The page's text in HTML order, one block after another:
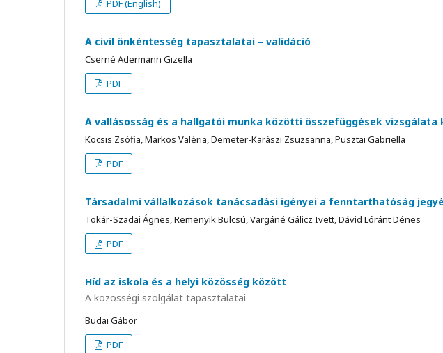
PDF (English)
A civil önkéntesség tapasztalatai – validáció
Cserné Adermann Gizella
PDF
A vallásosság és a hallgatói munka közötti összefüggések
Kocsis Zsófia, Markos Valéria, Demeter-Karászi Zsuzsanna, Pusztai Gabriella
PDF
Társadalmi vállalkozások tanácsadási igényei a fenntarthatóság
Tokár-Szadai Ágnes, Remenyik Bulcsú, Vargáné Gálicz Ivett, Dávid Lóránt Dénes
PDF
Híd az iskola és a helyi közösség között
A közösségi szolgálat tapasztalatai
Budai Gábor
PDF